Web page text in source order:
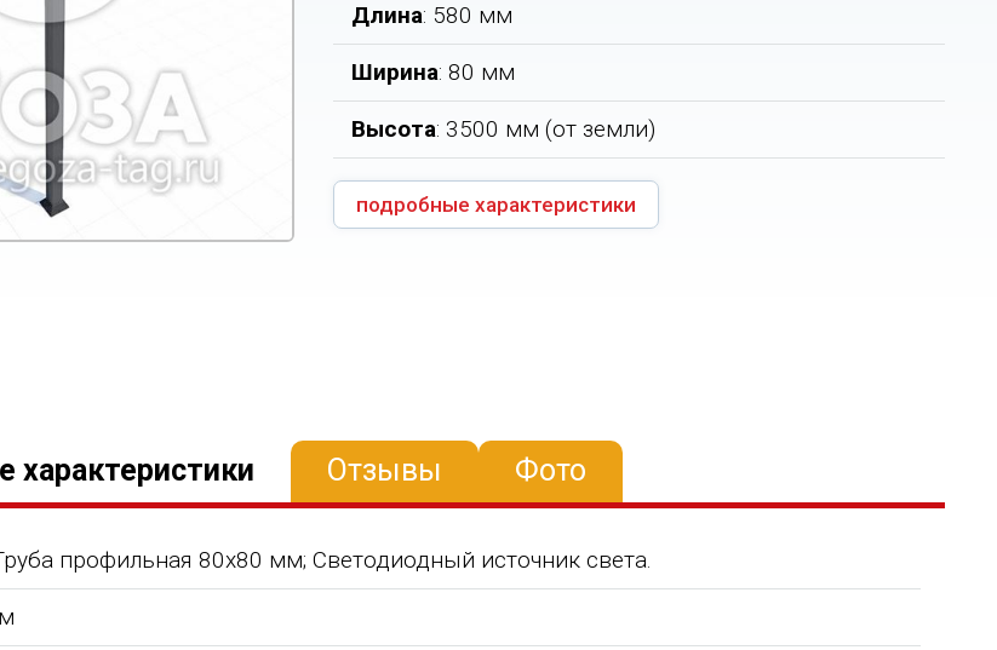
Длина: 580 мм
Ширина: 80 мм
Высота: 3500 мм (от земли)
подробные характеристики
характеристики Отзывы Фото
профильная 80х80 мм; Светодиодный источник света.